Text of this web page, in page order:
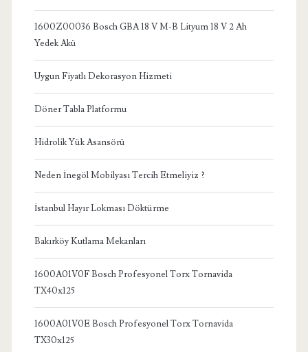
1600Z00036 Bosch GBA 18 V M-B Lityum 18 V 2 Ah
Yedek Akü
Uygun Fiyatlı Dekorasyon Hizmeti
Döner Tabla Platformu
Hidrolik Yük Asansörü
Neden İnegöl Mobilyası Tercih Etmeliyiz ?
İstanbul Hayır Lokması Döktürme
Bakırköy Kutlama Mekanları
1600A01V0F Bosch Profesyonel Torx Tornavida
TX40x125
1600A01V0E Bosch Profesyonel Torx Tornavida
TX30x125